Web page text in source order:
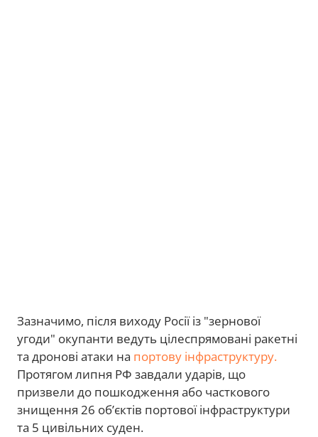
Зазначимо, після виходу Росії із "зернової
угоди" окупанти ведуть цілеспрямовані ракетні
та дронові атаки на портову інфраструктуру.
Протягом липня РФ завдали ударів, що
призвели до пошкодження або часткового
знищення 26 об’єктів портової інфраструктури
та 5 цивільних суден.